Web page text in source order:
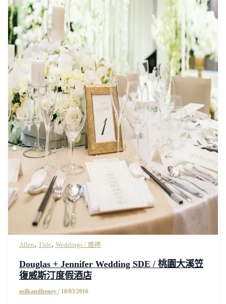
Allen, Title, Weddings / 婚禮
Douglas + Jennifer Wedding SDE / 桃園大溪笠
復威斯汀度假酒店
milkandhoney / 10/03/2016